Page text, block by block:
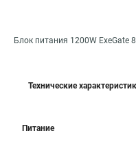
Блок питания 1200W ExeGate
Технические
Питание